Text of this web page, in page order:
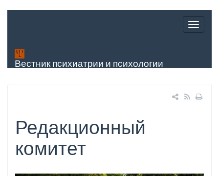
Вестник психиатрии и психологии
Чувашии
Редакционный
комитет